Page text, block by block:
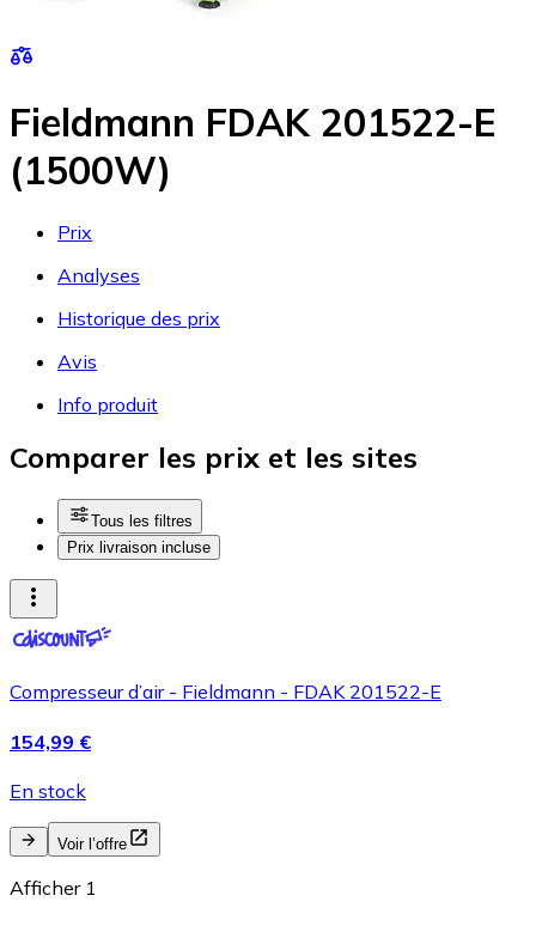
Fieldmann FDAK 201522-E
(1500W)
Prix
Analyses
Historique des prix
Avis
Info produit
Comparer les prix et les sites
Tous les filtres
Prix livraison incluse
Compresseur d’air - Fieldmann - FDAK 201522-E
154,99 €
En stock
Voir l’offre
Afficher 1